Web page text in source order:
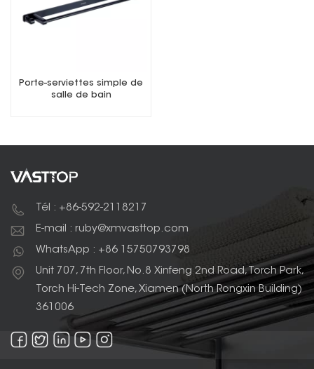
Porte-serviettes simple de
salle de bain
Tél : +86-592-2118217
E-mail : ruby@xmvasttop.com
WhatsApp : +86 15750793798
Unit 707, 7th Floor, No.8 Xinfeng 2nd Road, Torch Park,
Torch Hi-Tech Zone, Xiamen (North Rongxin Building)
361006